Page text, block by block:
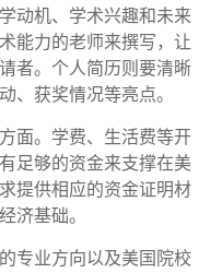
动机、学术兴趣和未来
能力的老师来撰写，让
者。个人简历则要清晰
、获奖情况等亮点。
面。学费、生活费等开
足够的资金来支撑在美
提供相应的资金证明材
济基础。
专业方向以及美国院校